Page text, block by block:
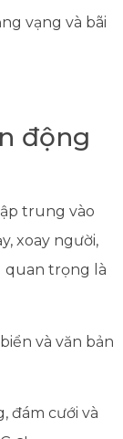
động
trung vào
xoay người,
quan trọng là